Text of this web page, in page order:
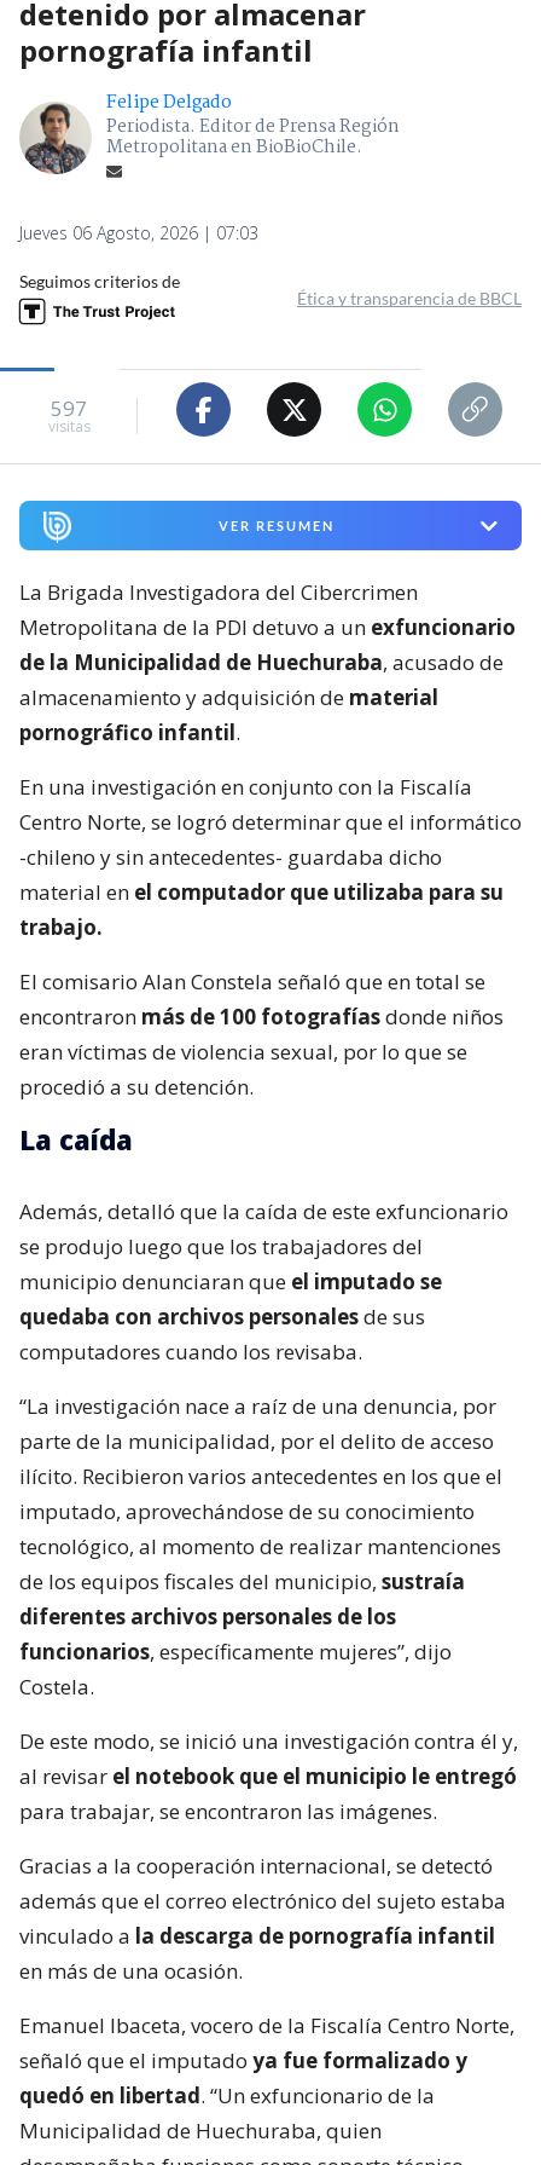
detenido por almacenar
pornografía infantil
Felipe Delgado
Periodista. Editor de Prensa Región
Metropolitana en BioBioChile.
Jueves 06 Agosto, 2026 | 07:03
Seguimos criterios de
Ética y transparencia de BBCL
597
visitas
VER RESUMEN
La Brigada Investigadora del Cibercrimen
Metropolitana de la PDI detuvo a un exfuncionario
de la Municipalidad de Huechuraba, acusado de
almacenamiento y adquisición de material
pornográfico infantil.
En una investigación en conjunto con la Fiscalía
Centro Norte, se logró determinar que el informático
-chileno y sin antecedentes- guardaba dicho
material en el computador que utilizaba para su
trabajo.
El comisario Alan Constela señaló que en total se
encontraron más de 100 fotografíasdonde niños
eran víctimas de violencia sexual, por lo que se
procedió a su detención.
La caída
Además, detalló que la caída de este exfuncionario
se produjo luego que los trabajadores del
municipio denunciaran que el imputado se
quedaba con archivos personalesde sus
computadores cuando los revisaba.
“La investigación nace a raíz de una denuncia, por
parte de la municipalidad, por el delito de acceso
ilícito. Recibieron varios antecedentes en los que el
imputado, aprovechándose de su conocimiento
tecnológico, al momento de realizar mantenciones
de los equipos fiscales del municipio, sustraía
diferentes archivos personales de los
funcionarios, específicamente mujeres”, dijo
Costela.
De este modo, se inició una investigación contra él y,
al revisar el notebook que el municipio le entregó
para trabajar, se encontraron las imágenes.
Gracias a la cooperación internacional, se detectó
además que el correo electrónico del sujeto estaba
vinculado a la descarga de pornografía infantil
en más de una ocasión.
Emanuel Ibaceta, vocero de la Fiscalía Centro Norte,
señaló que el imputado ya fue formalizado y
quedó en libertad. “Un exfuncionario de la
Municipalidad de Huechuraba, quien